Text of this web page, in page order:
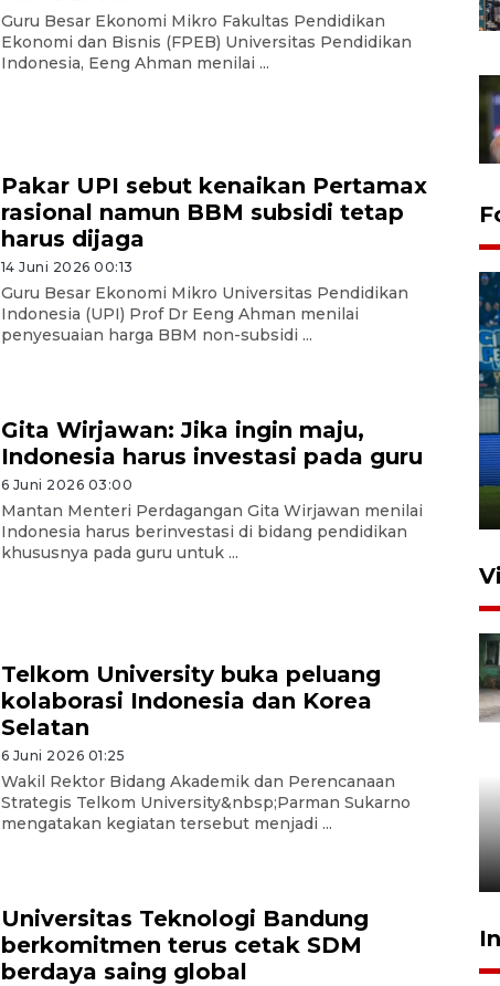
Guru Besar Ekonomi Mikro Fakultas Pendidikan
Ekonomi dan Bisnis (FPEB) Universitas Pendidikan
Indonesia, Eeng Ahman menilai ...
Pakar UPI sebut kenaikan Pertamax
rasional namun BBM subsidi tetap
harus dijaga
14 Juni 2026 00:13
Guru Besar Ekonomi Mikro Universitas Pendidikan
Indonesia (UPI) Prof Dr Eeng Ahman menilai
penyesuaian harga BBM non-subsidi ...
Gita Wirjawan: Jika ingin maju,
Indonesia harus investasi pada guru
6 Juni 2026 03:00
Mantan Menteri Perdagangan Gita Wirjawan menilai
Indonesia harus berinvestasi di bidang pendidikan
khususnya pada guru untuk ...
Telkom University buka peluang
kolaborasi Indonesia dan Korea
Selatan
6 Juni 2026 01:25
Wakil Rektor Bidang Akademik dan Perencanaan
Strategis Telkom University&nbsp;Parman Sukarno
mengatakan kegiatan tersebut menjadi ...
Universitas Teknologi Bandung
berkomitmen terus cetak SDM
berdaya saing global
Penutupan latihan bela negara
dan manajerial SPPI di
Balikpapan
31 Juli 2026 18:01
Pigai: Penangkapan begal
tetap kewenangan aparat
penegak hukum